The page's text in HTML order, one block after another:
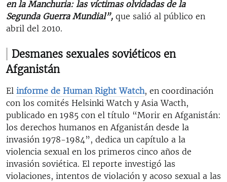
en la Manchuria: las víctimas olvidadas de la
Segunda Guerra Mundial”, que salió al público en
abril del 2010.
Desmanes sexuales soviéticos en
Afganistán
El informe de Human Right Watch, en coordinación
con los comités Helsinki Watch y Asia Wacth,
publicado en 1985 con el título “Morir en Afganistán:
los derechos humanos en Afganistán desde la
invasión 1978-1984”, dedica un capítulo a la
violencia sexual en los primeros cinco años de
invasión soviética. El reporte investigó las
violaciones, intentos de violación y acoso sexual a las